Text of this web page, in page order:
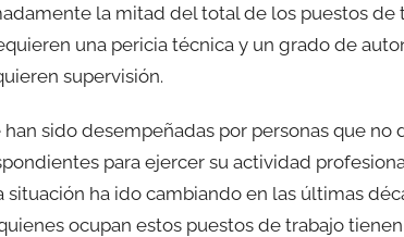
la mitad del total de los puestos de
una pericia técnica y un grado de
supervisión.
sido desempeñadas por personas que no
para ejercer su actividad
ha ido cambiando en las últimas
ocupan estos puestos de trabajo